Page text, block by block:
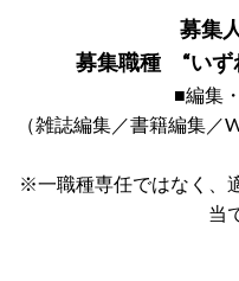
募集
募集職種 “いず
■編集
（雑誌編集／書籍編集
※一職種専任ではなく、
当